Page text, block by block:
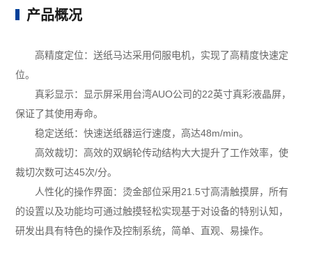
产品概况
高精度定位：送纸马达采用伺服电机，实现了高精度快速定
位。
真彩显示：显示屏采用台湾AUO公司的22英寸真彩液晶屏，
保证了其使用寿命。
稳定送纸：快速送纸器运行速度，高达48m/min。
高效裁切：高效的双蜗轮传动结构大大提升了工作效率，使
裁切次数可达45次/分。
人性化的操作界面：烫金部位采用21.5寸高清触摸屏，所有
的设置以及功能均可通过触摸轻松实现基于对设备的特别认知，
研发出具有特色的操作及控制系统，简单、直观、易操作。